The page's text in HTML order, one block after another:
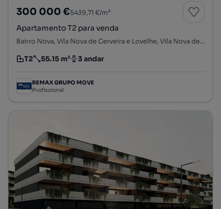
300 000 €5439,71 €/m²
Apartamento T2 para venda
Bairro Nova, Vila Nova de Cerveira e Lovelhe, Vila Nova de Cerveira, Viana do Castelo
Tipologia
T2
Preço por metro quadrado
55.15 m²
Andar 3 andar
REMAX GRUPO MOVE
Profissional